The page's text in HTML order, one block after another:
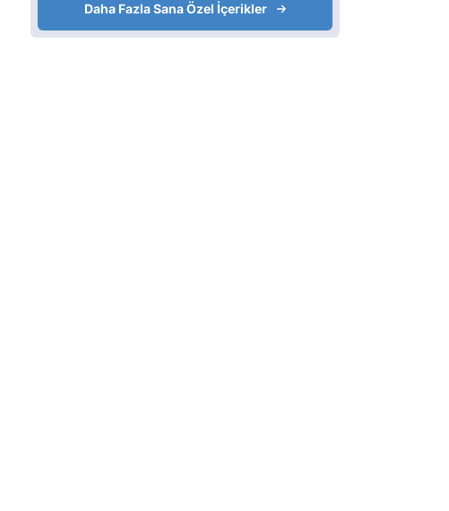
Daha Fazla Sana Özel İçerikler